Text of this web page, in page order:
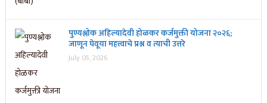
पुण्यश्लोक अहिल्यादेवी होळकर कर्जमुक्ती योजना २०२६;
जाणून घेवूया महत्त्वाचे प्रश्न व त्याची उत्तरे
July 05, 2026